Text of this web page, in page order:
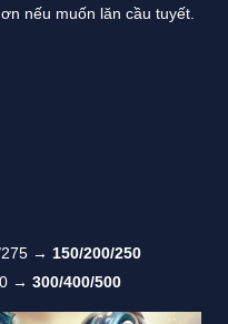
nếu muốn lăn cầu tuyết.
275 → 150/200/250
→ 300/400/500